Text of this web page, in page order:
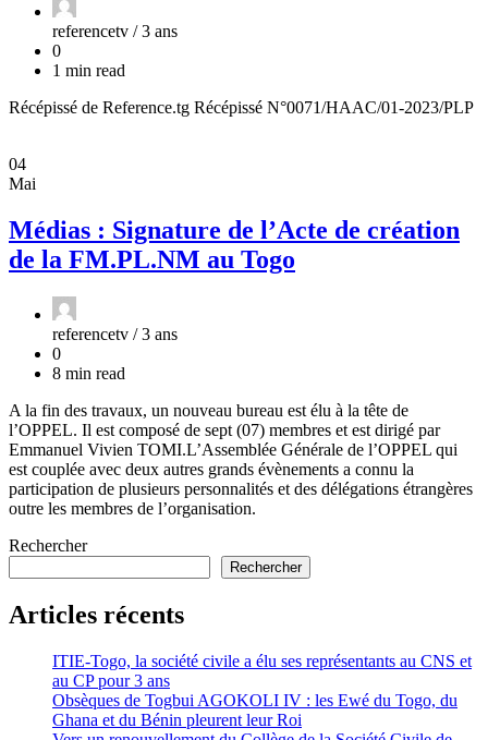
referencetv /3 ans
0
1 min read
Récépissé de Reference.tg Récépissé N°0071/HAAC/01-2023/PLP
04
Mai
Médias : Signature de l’Acte de création
de la FM.PL.NM au Togo
referencetv /3 ans
0
8 min read
A la fin des travaux, un nouveau bureau est élu à la tête de
l’OPPEL. Il est composé de sept (07) membres et est dirigé par
Emmanuel Vivien TOMI.L’Assemblée Générale de l’OPPEL qui
est couplée avec deux autres grands évènements a connu la
participation de plusieurs personnalités et des délégations étrangères
outre les membres de l’organisation.
Rechercher
Rechercher
Articles récents
ITIE-Togo, la société civile a élu ses représentants au CNS et
au CP pour 3 ans
Obsèques de Togbui AGOKOLI IV : les Ewé du Togo, du
Ghana et du Bénin pleurent leur Roi